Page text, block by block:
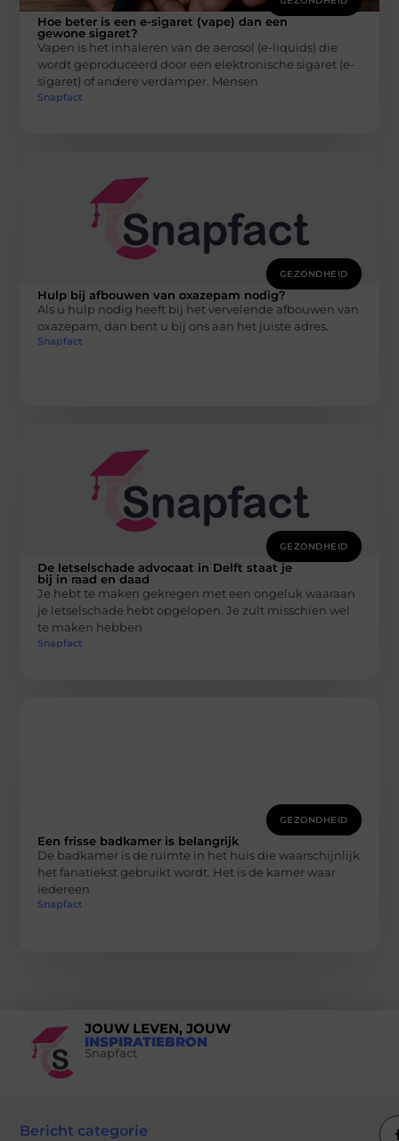
Hoe beter is een e-sigaret (vape) dan een
gewone sigaret?
Vapen is het inhaleren van de aerosol (e-liquids) die
wordt geproduceerd door een elektronische sigaret (e-
sigaret) of andere verdamper. Mensen
Snapfact
GEZONDHEID
Hulp bij afbouwen van oxazepam nodig?
Als u hulp nodig heeft bij het vervelende afbouwen van
oxazepam, dan bent u bij ons aan het juiste adres.
Snapfact
GEZONDHEID
De letselschade advocaat in Delft staat je
bij in raad en daad
Je hebt te maken gekregen met een ongeluk waaraan
je letselschade hebt opgelopen. Je zult misschien wel
te maken hebben
Snapfact
GEZONDHEID
Een frisse badkamer is belangrijk
De badkamer is de ruimte in het huis die waarschijnlijk
het fanatiekst gebruikt wordt. Het is de kamer waar
iedereen
Snapfact
JOUW LEVEN, JOUW
INSPIRATIEBRON
Snapfact
Bericht categorie